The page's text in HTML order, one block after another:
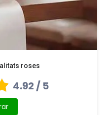
roses
4.92 / 5